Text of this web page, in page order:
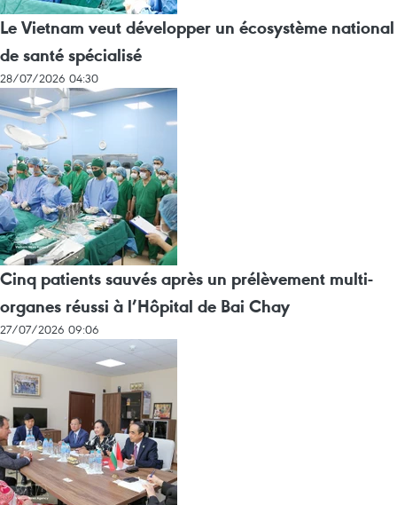
Le Vietnam veut développer un écosystème national
de santé spécialisé
28/07/2026 04:30
Cinq patients sauvés après un prélèvement multi-
organes réussi à l’Hôpital de Bai Chay
27/07/2026 09:06